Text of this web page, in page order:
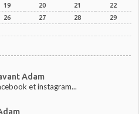
19 20 21
22
26 27 28
29
Adam
et instagram...